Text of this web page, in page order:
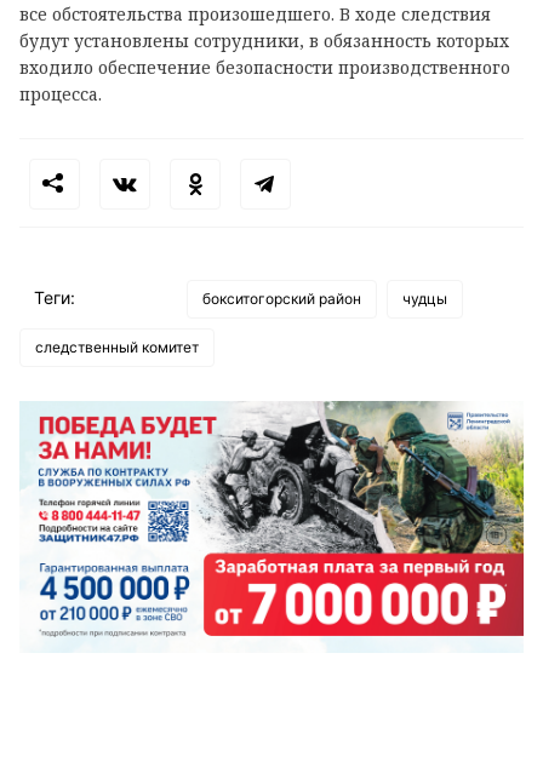
все обстоятельства произошедшего. В ходе следствия
будут установлены сотрудники, в обязанность которых
входило обеспечение безопасности производственного
процесса.
Теги: бокситогорский район чудцы
следственный комитет